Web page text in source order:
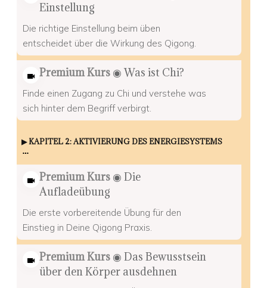
Einstellung
Die richtige Einstellung beim üben
entscheidet über die Wirkung des Qigong.
Premium Kurs ◉ Was ist Chi?
Finde einen Zugang zu Chi und verstehe was
sich hinter dem Begriff verbirgt.
▶︎ KAPITEL 2: AKTIVIERUNG DES ENERGIESYSTEMS
Premium Kurs ◉ Die
Aufladeübung
Die erste vorbereitende Übung für den
Einstieg in Deine Qigong Praxis.
Premium Kurs ◉ Das Bewusstsein
über den Körper ausdehnen